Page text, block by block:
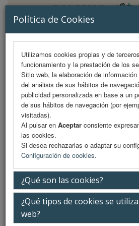
Política de Cookies
Utilizamos cookies propias y de
funcionamiento y la prestación de los
Sitio web, la elaboración de
del análisis de sus hábitos de
publicidad personalizada en base a un
de sus hábitos de navegación (por
visitadas).
Al pulsar en Aceptar consiente
las cookies.
Si desea rechazarlas o adaptar su
Configuración de cookies.
¿Qué son las cookies?
¿Qué tipos de cookies se
web?
MENU
Programa científico
Programa científico (PDF)
Cronograma Programa científico
Programa enfermería
Cronograma Programa enfermería
Normativa comunicaciones